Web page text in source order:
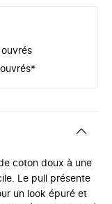
coton doux à une
Le pull présente
un look épuré et